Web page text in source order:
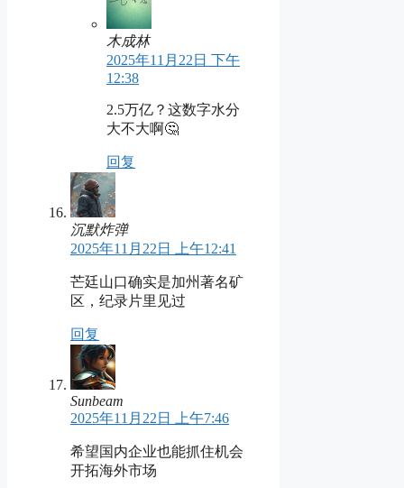
木成林
2025年11月22日 下午
12:38
2.5万亿？这数字水分
大不大啊🤔
回复
沉默炸弹
2025年11月22日 上午12:41
芒廷山口确实是加州著名矿
区，纪录片里见过
回复
Sunbeam
2025年11月22日 上午7:46
希望国内企业也能抓住机会
开拓海外市场